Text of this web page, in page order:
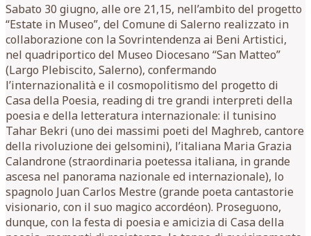
Sabato 30 giugno, alle ore 21,15, nell’ambito del progetto
“Estate in Museo”, del Comune di Salerno realizzato in
collaborazione con la Sovrintendenza ai Beni Artistici,
nel quadriportico del Museo Diocesano “San Matteo”
(Largo Plebiscito, Salerno), confermando
l’internazionalità e il cosmopolitismo del progetto di
Casa della Poesia, reading di tre grandi interpreti della
poesia e della letteratura internazionale: il tunisino
Tahar Bekri (uno dei massimi poeti del Maghreb, cantore
della rivoluzione dei gelsomini), l’italiana Maria Grazia
Calandrone (straordinaria poetessa italiana, in grande
ascesa nel panorama nazionale ed internazionale), lo
spagnolo Juan Carlos Mestre (grande poeta cantastorie
visionario, con il suo magico accordéon). Proseguono,
dunque, con la festa di poesia e amicizia di Casa della